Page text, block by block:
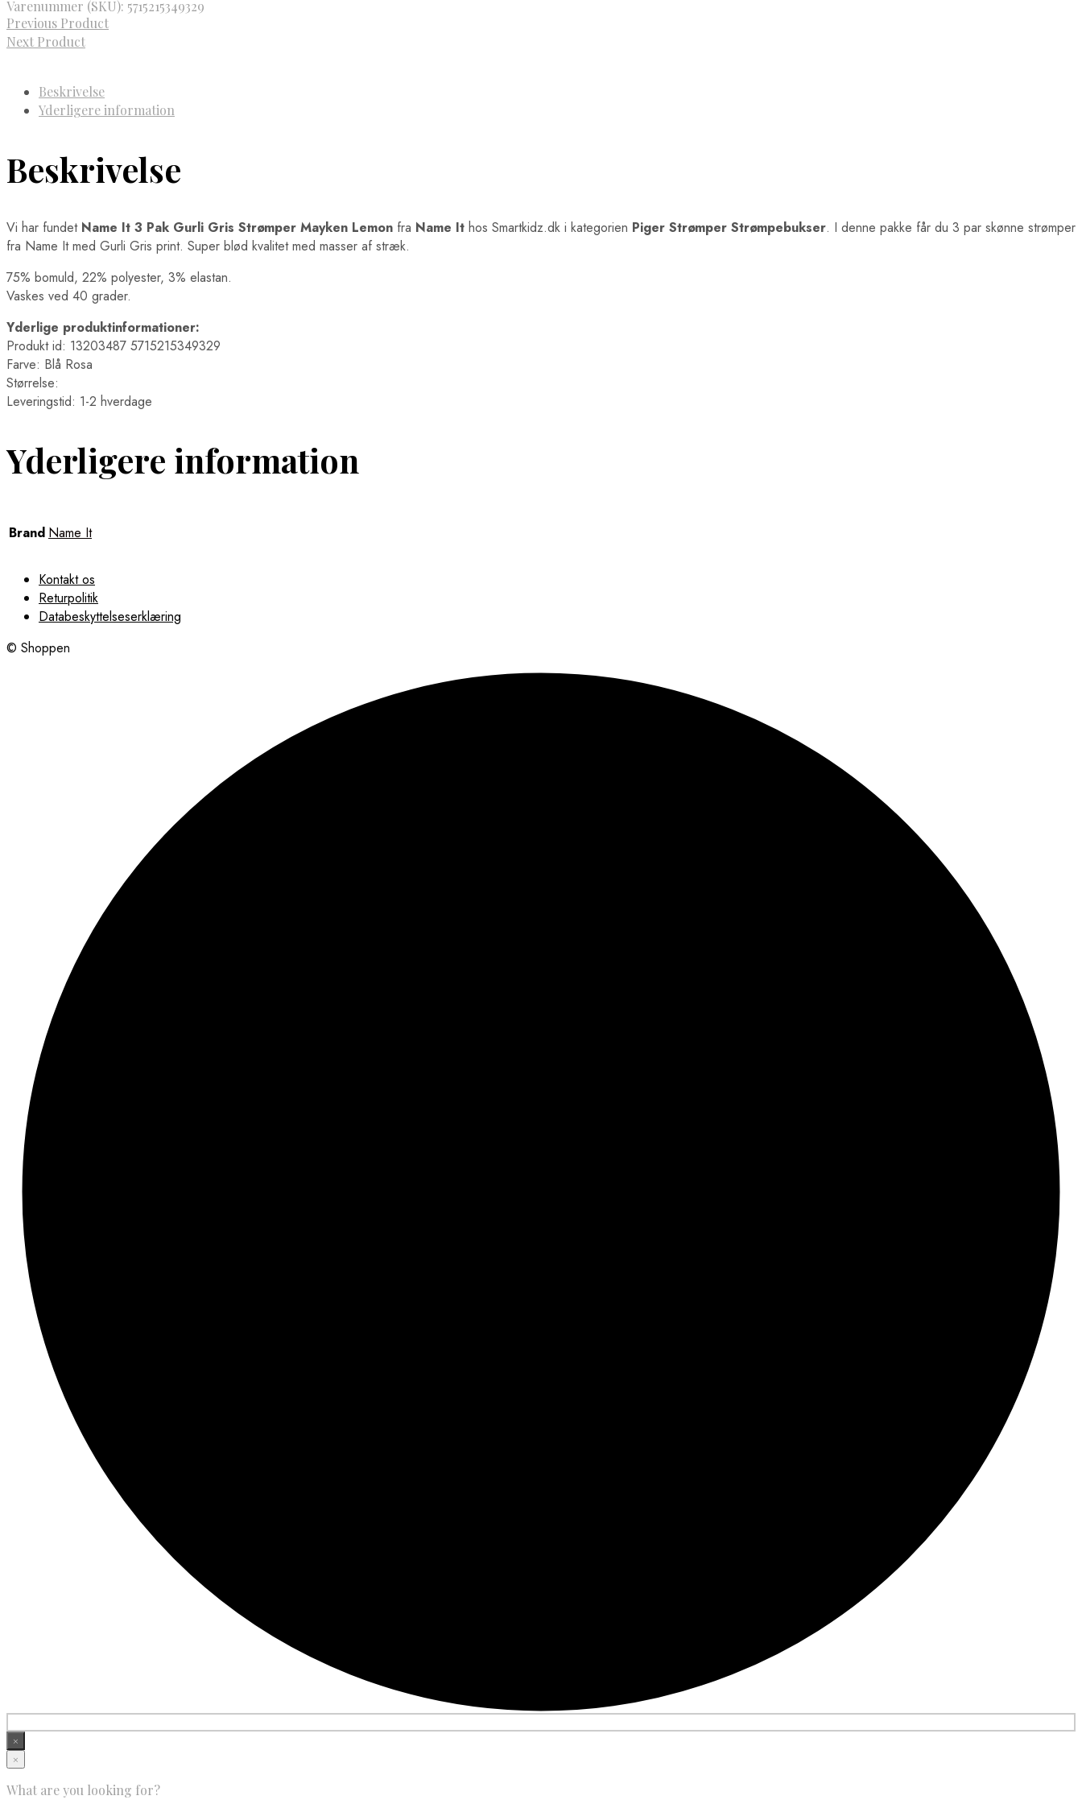
Varenummer (SKU): 5715215349329
Previous Product
Next Product
Beskrivelse
Yderligere information
Beskrivelse
Vi har fundet Name It 3 Pak Gurli Gris Strømper Mayken Lemon fra Name It hos Smartkidz.dk i kategorien Piger Strømper Strømpebukser. I denne pakke får du 3 par skønne strømper
fra Name It med Gurli Gris print. Super blød kvalitet med masser af stræk.
75% bomuld, 22% polyester, 3% elastan.
Vaskes ved 40 grader.
Yderlige produktinformationer:
Produkt id: 13203487 5715215349329
Farve: Blå Rosa
Størrelse:
Leveringstid: 1-2 hverdage
Yderligere information
Brand Name It
Kontakt os
Returpolitik
Databeskyttelseserklæring
© Shoppen
×
×
What are you looking for?